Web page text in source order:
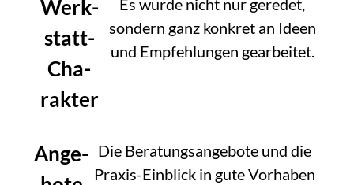
Werk­
statt-
Cha­
rak­ter
Es wur­de nicht nur gere­det,
son­dern ganz kon­kret an Ideen
und Emp­feh­lun­gen gear­bei­tet.
Ange­ Die Bera­tungs­an­ge­bo­te und die
Pra­xis-Ein­blick in gute Vor­ha­ben